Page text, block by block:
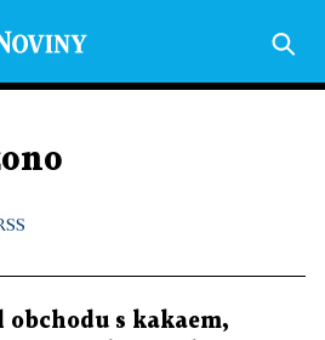
obchodu s kakaem,